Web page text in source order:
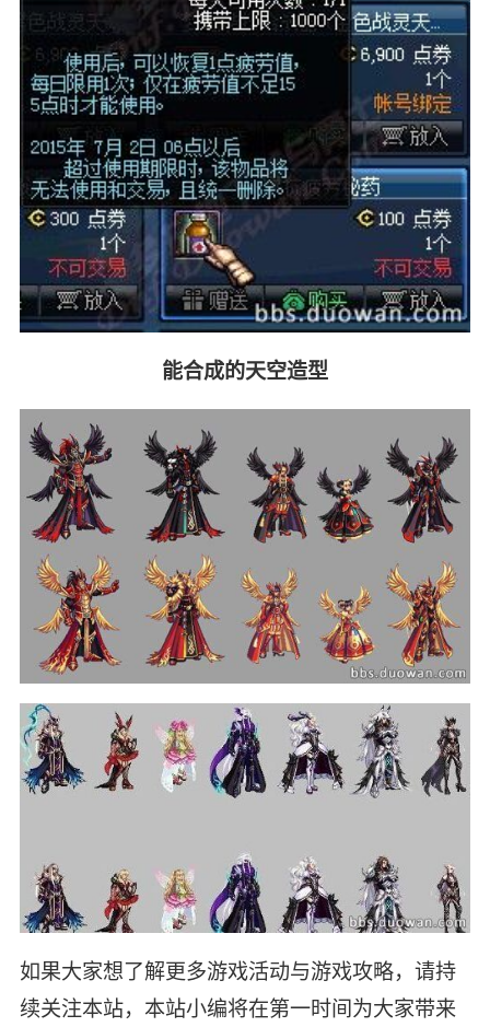
能合成的天空造型
如果大家想了解更多游戏活动与游戏攻略，请持
续关注本站，本站小编将在第一时间为大家带来